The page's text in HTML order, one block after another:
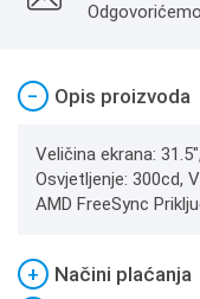
− Opis proizvoda
Veličina ekrana:
Osvjetljenje: 300cd,
AMD FreeSync
+
Načini plaćanja